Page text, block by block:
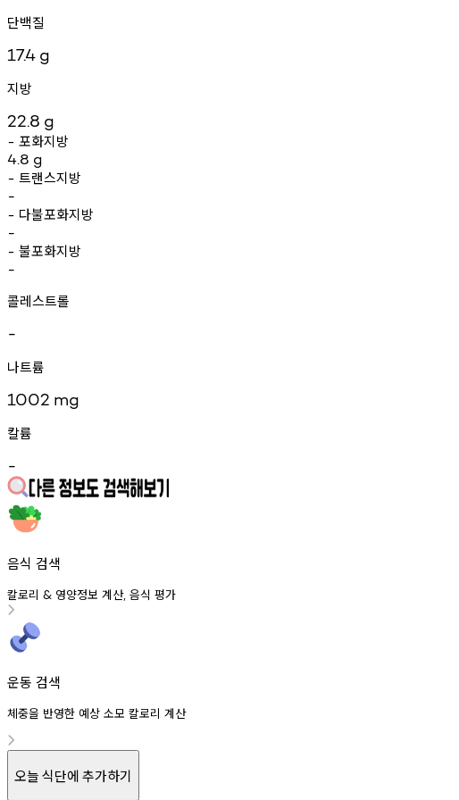
단백질
17.4 g
지방
22.8 g
- 포화지방
4.8 g
- 트랜스지방
-
- 다불포화지방
-
- 불포화지방
-
콜레스트롤
-
나트륨
1002 mg
칼륨
-
음식 검색
칼로리 & 영양정보 계산, 음식 평가
운동 검색
체중을 반영한 예상 소모 칼로리 계산
오늘 식단에 추가하기